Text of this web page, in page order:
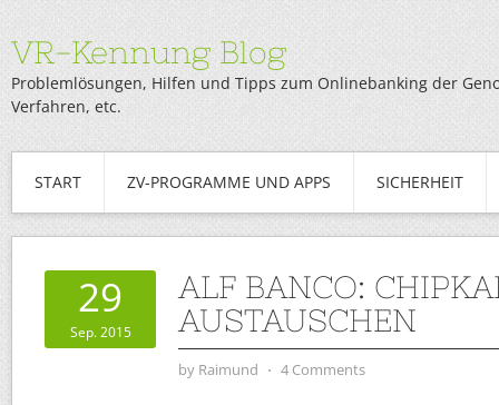
VR-Kennung Blog
Problemlösungen, Hilfen und Tipps zum Onlinebanking der
Verfahren, etc.
START ZV-PROGRAMME UND APPS SICHERHEIT
29
Sep. 2015
ALF BANCO:
AUSTAUSCHEN
by Raimund ⋅ 4 Comments